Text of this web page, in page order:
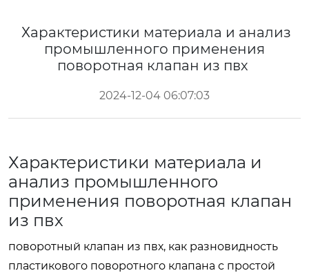
Характеристики материала и анализ
промышленного применения
поворотная клапан из пвх
2024-12-04 06:07:03
Характеристики материала и
анализ промышленного
применения поворотная клапан
из пвх
поворотный клапан из пвх, как разновидность
пластикового поворотного клапана с простой